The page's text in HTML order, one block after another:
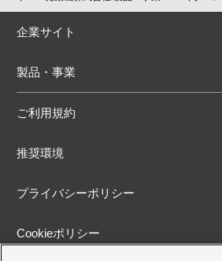
企業サイト
製品・事業
ご利用規約
推奨環境
プライバシーポリシー
Cookieポリシー